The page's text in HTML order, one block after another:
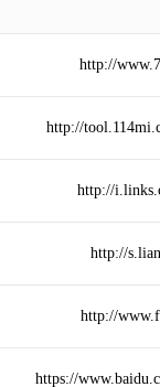
http://
http://
http://
http://
http://
https://